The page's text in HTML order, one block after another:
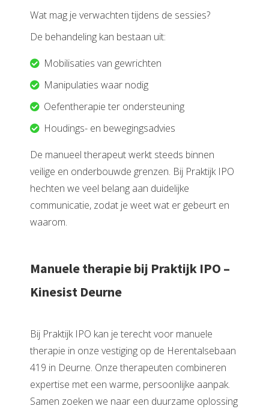
Wat mag je verwachten tijdens de sessies?
De behandeling kan bestaan uit:
Mobilisaties van gewrichten
Manipulaties waar nodig
Oefentherapie ter ondersteuning
Houdings- en bewegingsadvies
De manueel therapeut werkt steeds binnen
veilige en onderbouwde grenzen. Bij Praktijk IPO
hechten we veel belang aan duidelijke
communicatie, zodat je weet wat er gebeurt en
waarom.
Manuele therapie bij Praktijk IPO –
Kinesist Deurne
Bij Praktijk IPO kan je terecht voor manuele
therapie in onze vestiging op de Herentalsebaan
419 in Deurne. Onze therapeuten combineren
expertise met een warme, persoonlijke aanpak.
Samen zoeken we naar een duurzame oplossing